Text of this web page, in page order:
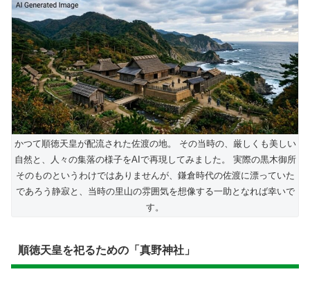
かつて順徳天皇が配流された佐渡の地。 その当時の、厳しくも美しい
自然と、人々の集落の様子をAIで再現してみました。 実際の黒木御所
そのものというわけではありませんが、鎌倉時代の佐渡に漂っていた
であろう静寂と、当時の里山の雰囲気を想像する一助となれば幸いで
す。
順徳天皇を祀るための「真野神社」